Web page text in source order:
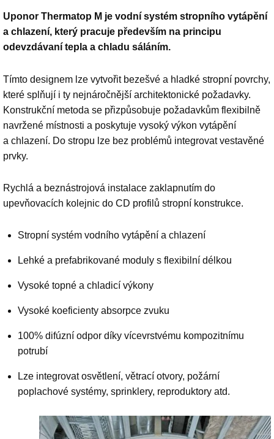
Uponor Thermatop M je vodní systém stropního vytápění
a chlazení, který pracuje především na principu
odevzdávaní tepla a chladu sáláním.
Tímto designem lze vytvořit bezešvé a hladké stropní povrchy,
které splňují i ty nejnáročnější architektonické požadavky.
Konstrukční metoda se přizpůsobuje požadavkům flexibilně
navržené místnosti a poskytuje vysoký výkon vytápění
a chlazení. Do stropu lze bez problémů integrovat vestavěné
prvky.
Rychlá a beznástrojová instalace zaklapnutím do
upevňovacích kolejnic do CD profilů stropní konstrukce.
Stropní systém vodního vytápění a chlazení
Lehké a prefabrikované moduly s flexibilní délkou
Vysoké topné a chladicí výkony
Vysoké koeficienty absorpce zvuku
100% difúzní odpor díky vícevrstvému kompozitnímu
potrubí
Lze integrovat osvětlení, větrací otvory, požární
poplachové systémy, sprinklery, reproduktory atd.